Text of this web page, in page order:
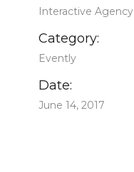
Interactive Agency
Category:
Evently
Date:
June 14, 2017